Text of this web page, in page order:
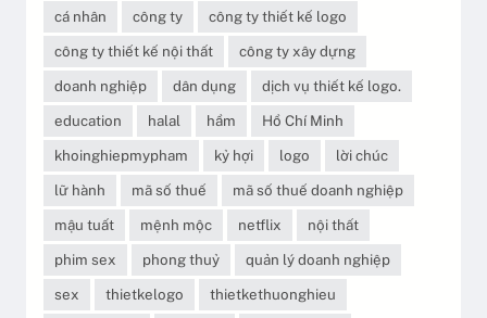
cá nhân
công ty
công ty thiết kế logo
công ty thiết kế nội thất
công ty xây dựng
doanh nghiệp
dân dụng
dịch vụ thiết kế logo.
education
halal hầm
Hồ Chí Minh
khoinghiepmypham
kỷ hợi logo
lời chúc
lữ hành
mã số thuế
mã số thuế doanh nghiệp
mậu tuất
mệnh mộc netflix
nội thất
phim sex
phong thuỷ
quản lý doanh nghiệp
sex
thietkelogo
thietkethuonghieu